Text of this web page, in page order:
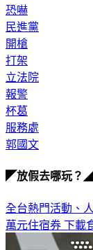
恐嚇
民進黨
開槍
打架
立法院
報警
杯葛
服務處
郭國文
◤放假去哪玩？◢
全台熱門活動、
萬元住宿券 下載